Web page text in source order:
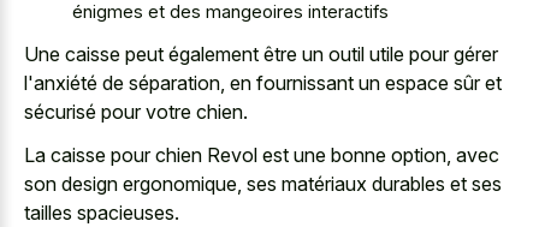
énigmes et des mangeoires interactifs
Une caisse peut également être un outil utile pour gérer
l'anxiété de séparation, en fournissant un espace sûr et
sécurisé pour votre chien.
La caisse pour chien Revol est une bonne option, avec
son design ergonomique, ses matériaux durables et ses
tailles spacieuses.